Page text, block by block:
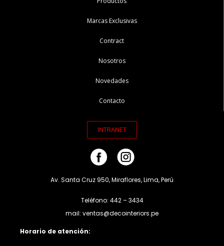
Marcas Exclusivas
Contract
Nosotros
Novedades
Contacto
INTRANET
Av. Santa Cruz 950, Miraflores, Lima, Perú
Teléfono: 442 – 3434
mail: ventas@decointeriors.pe
Horario de atención: